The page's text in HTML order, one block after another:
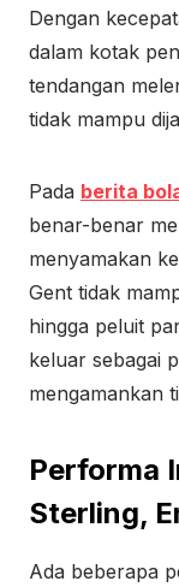
Dengan
dalam kotak
tendangan
tidak mampu
Pada berita
benar-benar
menyamakan
Gent tidak
hingga peluit
keluar sebagai
mengamankan
Performa
Sterling,
Ada beberapa